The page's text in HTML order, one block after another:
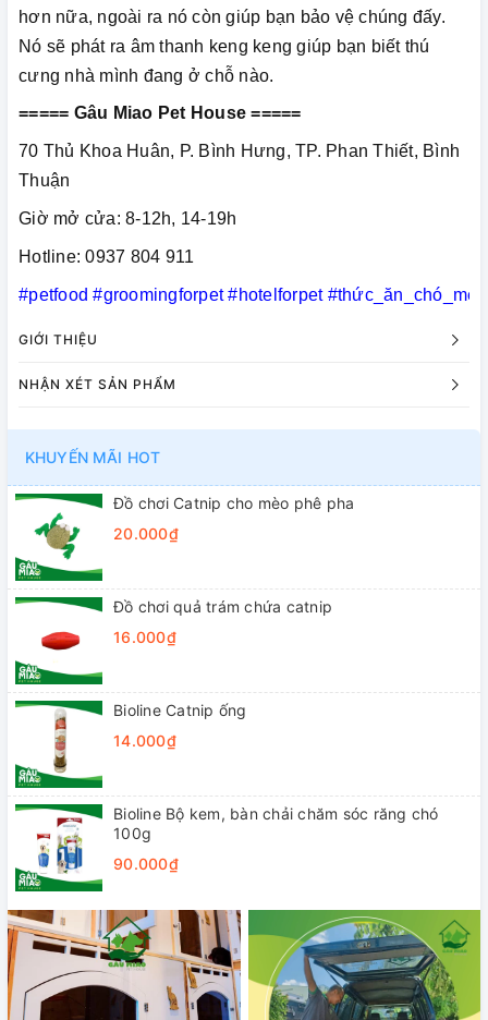
hơn nữa, ngoài ra nó còn giúp bạn bảo vệ chúng đấy.
Nó sẽ phát ra âm thanh keng keng giúp bạn biết thú
cưng nhà mình đang ở chỗ nào.
===== Gâu Miao Pet House =====
70 Thủ Khoa Huân, P. Bình Hưng, TP. Phan Thiết, Bình
Thuận
Giờ mở cửa: 8-12h, 14-19h
Hotline: 0937 804 911
#petfood #groomingforpet #hotelforpet #thức_ăn_chó_mèo
GIỚI THIỆU
NHẬN XÉT SẢN PHẨM
KHUYẾN MÃI HOT
Đồ chơi Catnip cho mèo phê pha
20.000₫
Đồ chơi quả trám chứa catnip
16.000₫
Bioline Catnip ống
14.000₫
Bioline Bộ kem, bàn chải chăm sóc răng chó
100g
90.000₫